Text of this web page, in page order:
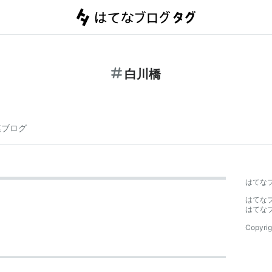
白川橋
ログ
はてな
はてな
はてな